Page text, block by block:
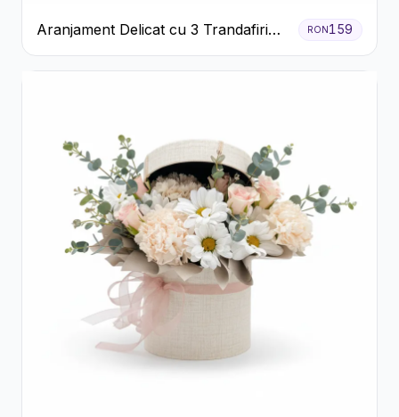
Aranjament Delicat cu 3 Trandafiri
Roz în Cutie Albă
RON159